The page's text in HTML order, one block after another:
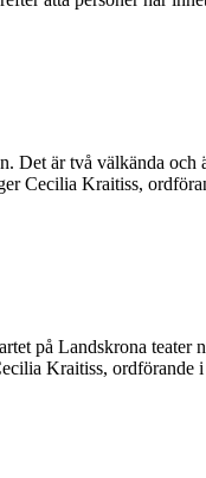
är två välkända
Cecilia Kraitiss,
på Landskrona
Kraitiss,